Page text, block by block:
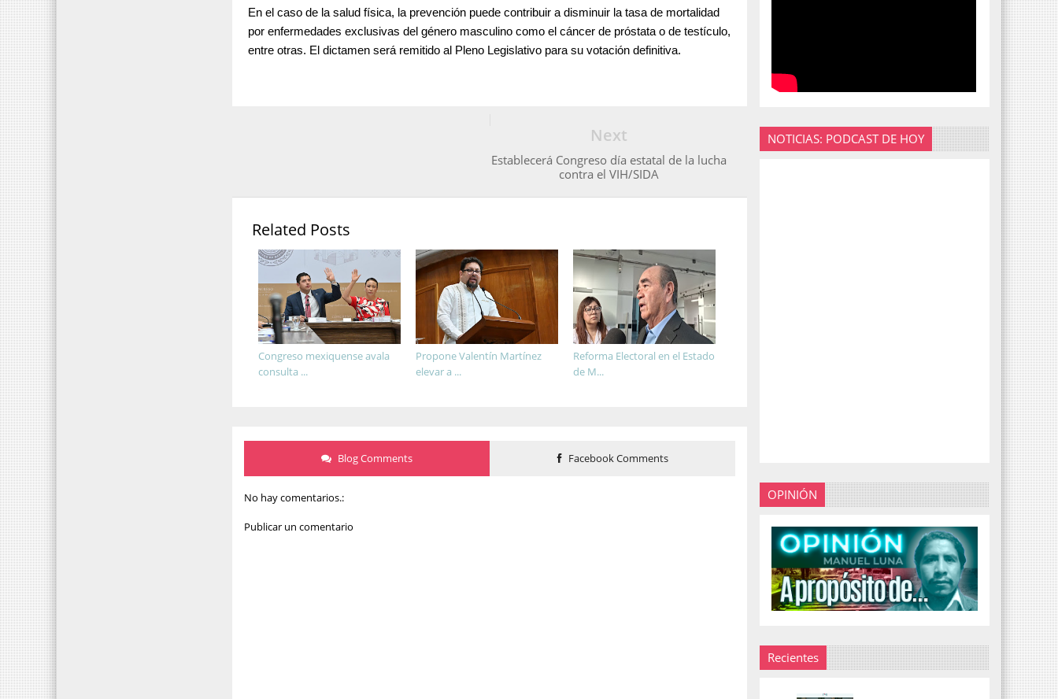
En el caso de la salud física, la prevención puede contribuir a disminuir la tasa de mortalidad
por enfermedades exclusivas del género masculino como el cáncer de próstata o de testículo,
entre otras. El dictamen será remitido al Pleno Legislativo para su votación definitiva.
Next
Establecerá Congreso día estatal de la lucha
contra el VIH/SIDA
Related Posts
Reforma Electoral en el Estado
de M...
Propone Valentín Martínez
elevar a ...
Congreso mexiquense avala
consulta ...
Blog Comments Facebook Comments
No hay comentarios.:
Publicar un comentario
NOTICIAS: PODCAST DE HOY
OPINIÓN
Recientes